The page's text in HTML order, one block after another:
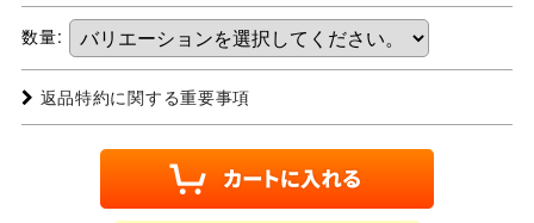
数量:
返品特約に関する重要事項